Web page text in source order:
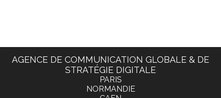
AGENCE DE COMMUNICATION GLOBALE & DE
STRATÉGIE DIGITALE
PARIS
NORMANDIE